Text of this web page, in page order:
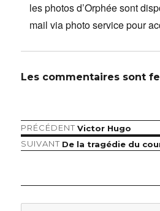
les photos d’Orphée sont
mail via photo service pour
Les commentaires sont
Navigation
l’article
PRÉCÉDENT Article
précédent :
Victor Hugo
SUIVANT Article
De la tragédie du